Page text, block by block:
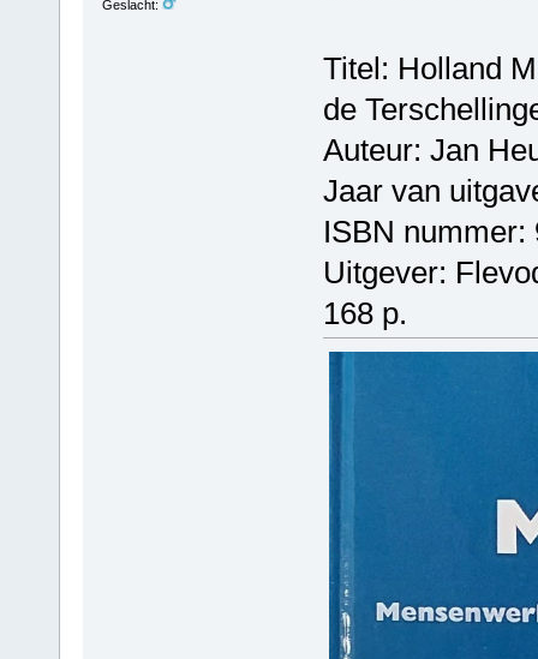
Geslacht:
Titel: Holland
de
Auteur: Jan
Jaar van
ISBN nummer:
Uitgever:
168 p.